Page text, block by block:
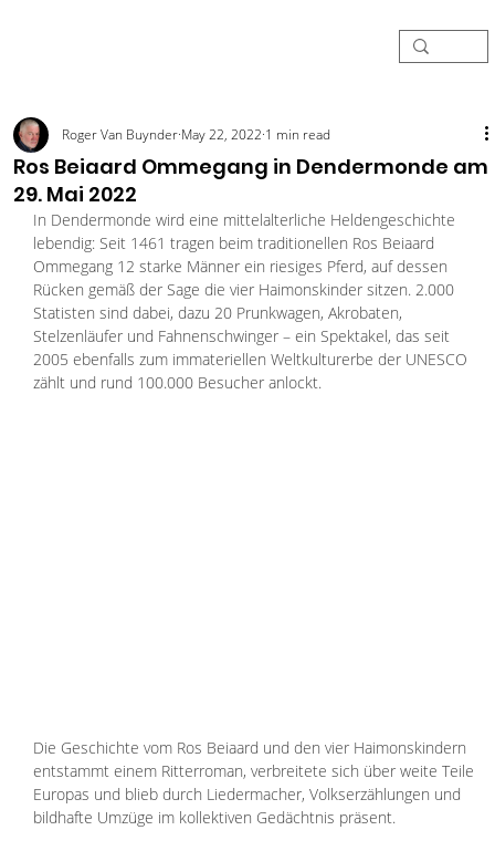
Ros Beiaard Ommegang in Dendermonde am
29. Mai 2022
Roger Van Buynder May 22, 2022 1 min read
In Dendermonde wird eine mittelalterliche Heldengeschichte
lebendig: Seit 1461 tragen beim traditionellen Ros Beiaard
Ommegang 12 starke Männer ein riesiges Pferd, auf dessen
Rücken gemäß der Sage die vier Haimonskinder sitzen. 2.000
Statisten sind dabei, dazu 20 Prunkwagen, Akrobaten,
Stelzenläufer und Fahnenschwinger – ein Spektakel, das seit
2005 ebenfalls zum immateriellen Weltkulturerbe der UNESCO
zählt und rund 100.000 Besucher anlockt.
Die Geschichte vom Ros Beiaard und den vier Haimonskindern
entstammt einem Ritterroman, verbreitete sich über weite Teile
Europas und blieb durch Liedermacher, Volkserzählungen und
bildhafte Umzüge im kollektiven Gedächtnis präsent.